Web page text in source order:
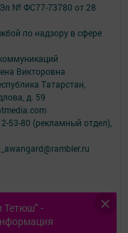
Тетюш" -
№ ФС77-73780 от 28
по надзору в сфере
Викторовна
Татарстан,
д. 59
53-80 (рекламный отдел),
сервисов и